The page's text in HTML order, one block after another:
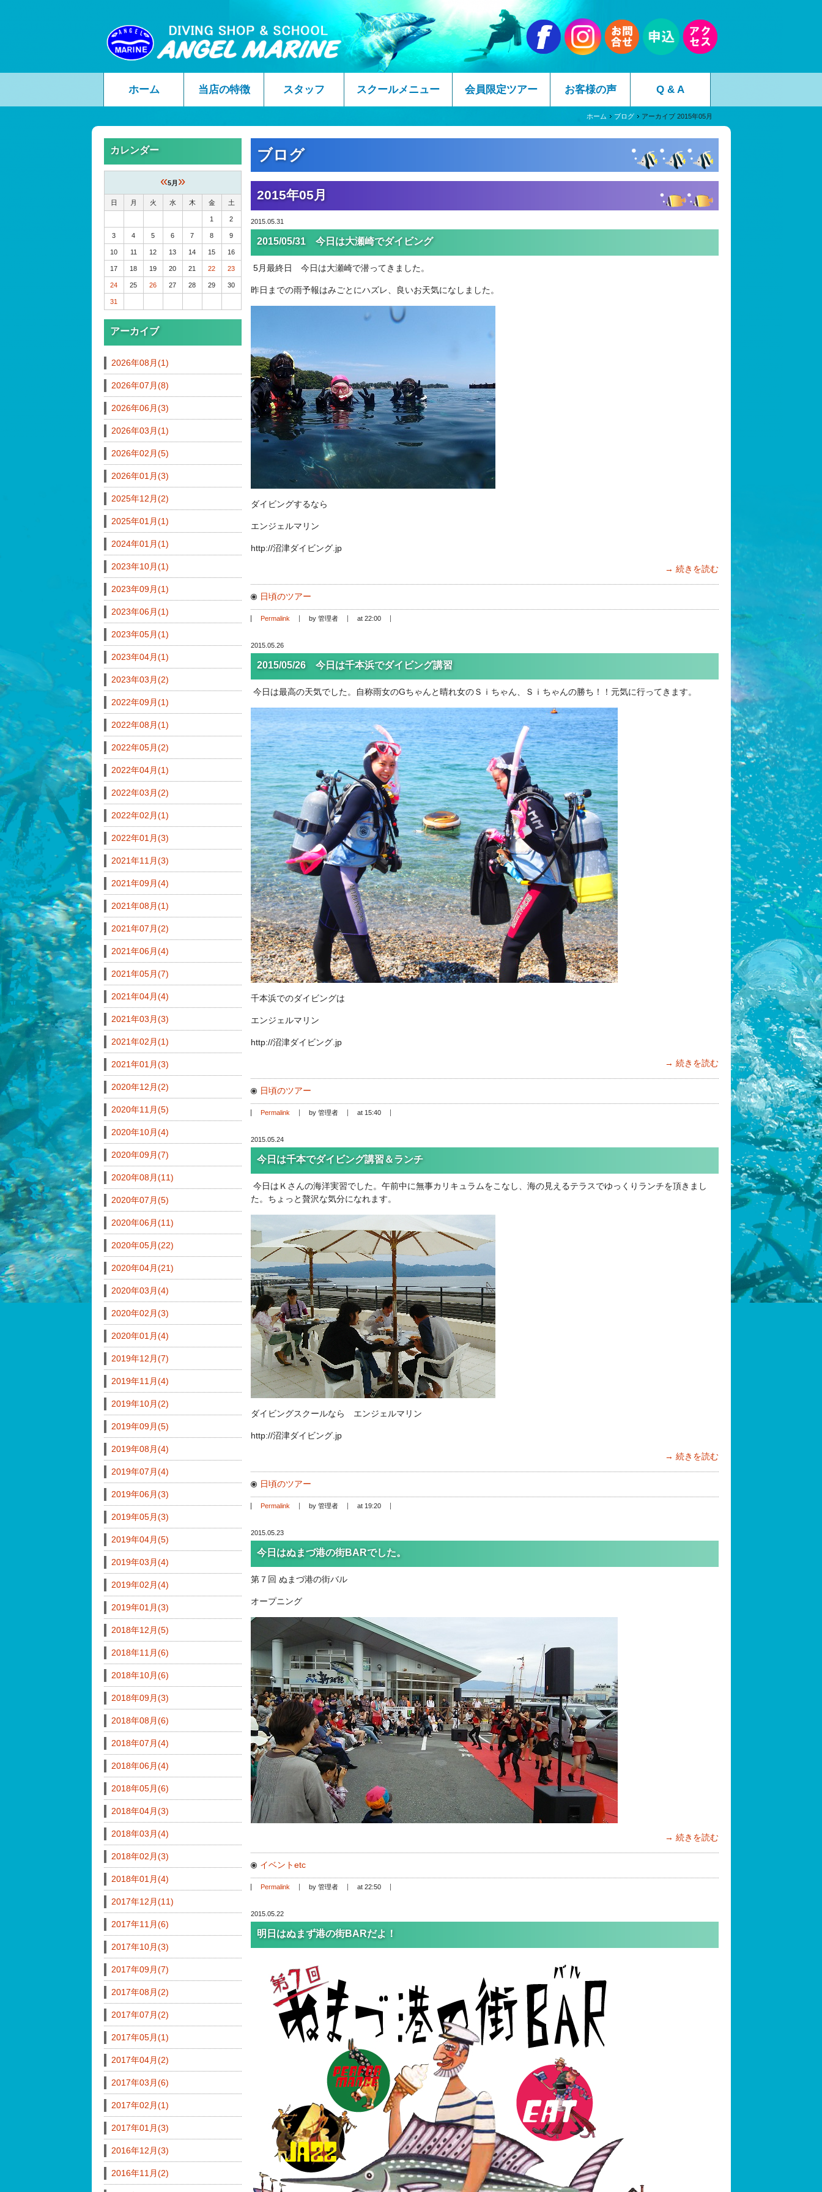
ホーム 当店の特徴 スタッフ スクールメニュー 会員限定ツアー お客様の声 Q & A
ホーム ブログ アーカイブ 2015年05月
ブログ
2015年05月
2015.05.31
2015/05/31 今日は大瀬崎でダイビング
5月最終日 今日は大瀬崎で潜ってきました。
昨日までの雨予報はみごとにハズレ、良いお天気になしました。
ダイビングするなら
エンジェルマリン
http://沼津ダイビング.jp
続きを読む
日頃のツアー
Permalink by 管理者 at 22:00
2015.05.26
2015/05/26 今日は千本浜でダイビング講習
今日は最高の天気でした。自称雨女のGちゃんと晴れ女のＳｉちゃん、Ｓｉちゃんの勝ち！！元気に行ってきます。
千本浜でのダイビングは
エンジェルマリン
http://沼津ダイビング.jp
続きを読む
日頃のツアー
Permalink by 管理者 at 15:40
2015.05.24
今日は千本でダイビング講習＆ランチ
今日はＫさんの海洋実習でした。午前中に無事カリキュラムをこなし、海の見えるテラスでゆっくりランチを頂きまし
た。ちょっと贅沢な気分になれます。
ダイビングスクールなら エンジェルマリン
http://沼津ダイビング.jp
続きを読む
日頃のツアー
Permalink by 管理者 at 19:20
2015.05.23
今日はぬまづ港の街BARでした。
第７回 ぬまづ港の街バル
オープニング
続きを読む
イベントetc
Permalink by 管理者 at 22:50
2015.05.22
明日はぬまず港の街BARだよ！
カレンダー
«5月 »
日 月 火 水 木 金 土
1 2
3 4 5 6 7 8 9
10 11 12 13 14 15 16
17 18 19 20 21 22 23
24 25 26 27 28 29 30
31
アーカイブ
2026年08月(1)
2026年07月(8)
2026年06月(3)
2026年03月(1)
2026年02月(5)
2026年01月(3)
2025年12月(2)
2025年01月(1)
2024年01月(1)
2023年10月(1)
2023年09月(1)
2023年06月(1)
2023年05月(1)
2023年04月(1)
2023年03月(2)
2022年09月(1)
2022年08月(1)
2022年05月(2)
2022年04月(1)
2022年03月(2)
2022年02月(1)
2022年01月(3)
2021年11月(3)
2021年09月(4)
2021年08月(1)
2021年07月(2)
2021年06月(4)
2021年05月(7)
2021年04月(4)
2021年03月(3)
2021年02月(1)
2021年01月(3)
2020年12月(2)
2020年11月(5)
2020年10月(4)
2020年09月(7)
2020年08月(11)
2020年07月(5)
2020年06月(11)
2020年05月(22)
2020年04月(21)
2020年03月(4)
2020年02月(3)
2020年01月(4)
2019年12月(7)
2019年11月(4)
2019年10月(2)
2019年09月(5)
2019年08月(4)
2019年07月(4)
2019年06月(3)
2019年05月(3)
2019年04月(5)
2019年03月(4)
2019年02月(4)
2019年01月(3)
2018年12月(5)
2018年11月(6)
2018年10月(6)
2018年09月(3)
2018年08月(6)
2018年07月(4)
2018年06月(4)
2018年05月(6)
2018年04月(3)
2018年03月(4)
2018年02月(3)
2018年01月(4)
2017年12月(11)
2017年11月(6)
2017年10月(3)
2017年09月(7)
2017年08月(2)
2017年07月(2)
2017年05月(1)
2017年04月(2)
2017年03月(6)
2017年02月(1)
2017年01月(3)
2016年12月(3)
2016年11月(2)